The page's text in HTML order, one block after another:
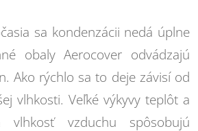
sa kondenzácii nedá úplne
obaly Aerocover odvádzajú
Ako rýchlo sa to deje závisí od
vlhkosti. Veľké výkyvy teplôt a
vlhkosť vzduchu spôsobujú